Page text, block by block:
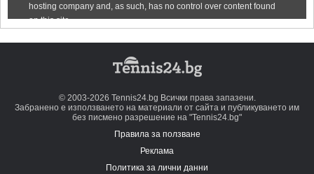
© 2003-2026 Tennis24.bg Всички права запазени.
Забранено е използването на материали от сайта и публикуването им
без писмено разрешение на "Tennis24.bg"
Правила за ползване
Реклама
Политика за лични данни